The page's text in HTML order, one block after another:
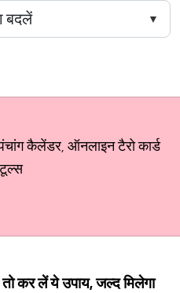
कैलेंडर, ऑनलाइन टैरो कार्ड
कर लें ये उपाय, जल्द मिलेगा